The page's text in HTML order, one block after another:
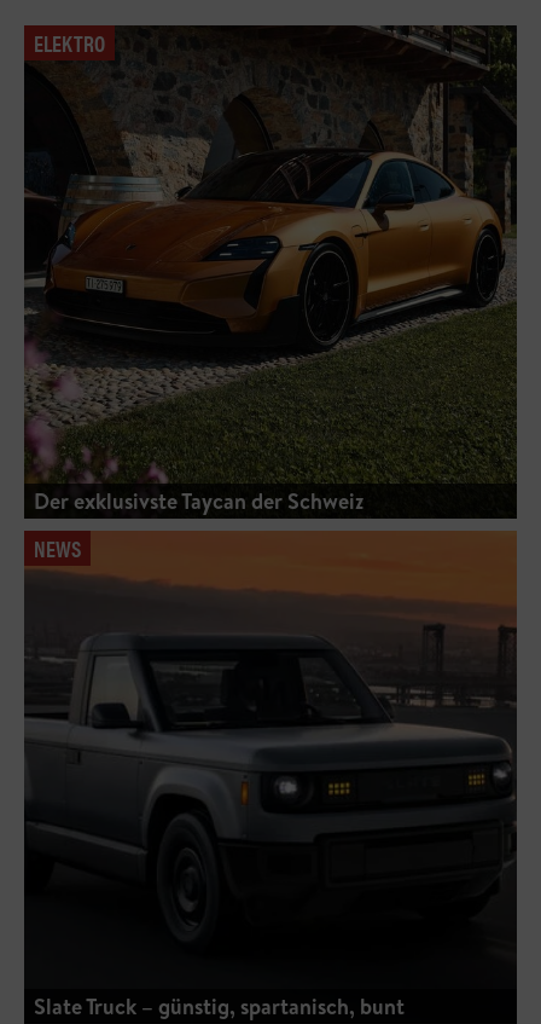
ELEKTRO
Der exklusivste Taycan der Schweiz
NEWS
Slate Truck – günstig, spartanisch, bunt